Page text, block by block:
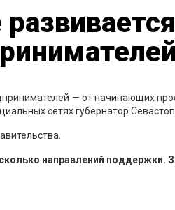
— от начинающих
сетях губернатор
направлений поддержки.